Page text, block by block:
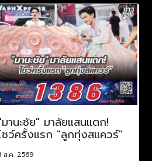
านะชัย" มาลัยแสนแตก!
ชว์ครั้งแรก "ลูกทุ่งสแควร์"
ส.ค. 2569